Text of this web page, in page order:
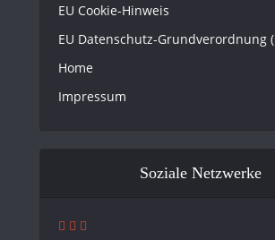
EU Cookie-Hinweis
EU Datenschutz-Grundverordnung
Home
Impressum
Soziale Netzwerke